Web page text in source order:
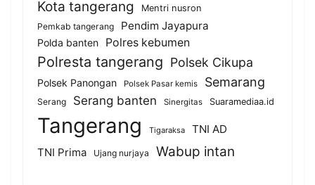
Kota tangerang
Mentri nusron
Pemkab tangerang
Pendim Jayapura
Polda banten Polres kebumen
Polresta tangerang Polsek Cikupa
Polsek Panongan Polsek Pasar kemis Semarang
Serang Serang banten Sinergitas Suaramediaa.id
Tangerang Tigaraksa
TNI AD
TNI Prima
Ujang nurjaya Wabup intan